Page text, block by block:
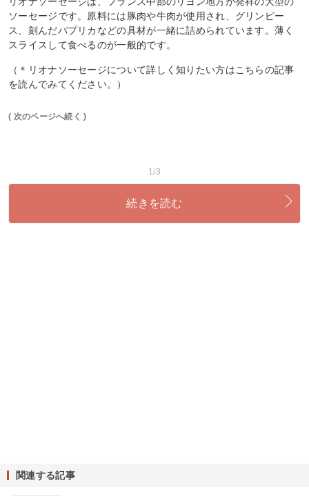
ソーセージです。原料には豚肉や牛肉が使用され、グリンピー
ス、刻んだパプリカなどの具材が一緒に詰められています。薄く
スライスして食べるのが一般的です。
（＊リオナソーセージについて詳しく知りたい方はこちらの記事
を読んでみてください。）
( 次のページへ続く )
1/3
続きを読む
関連する記事